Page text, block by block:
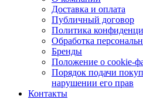
Доставка и оплата
Публичный договор
Политика
Обработка
Бренды
Положение о cookie-
Порядок подачи
нарушении его прав
Контакты